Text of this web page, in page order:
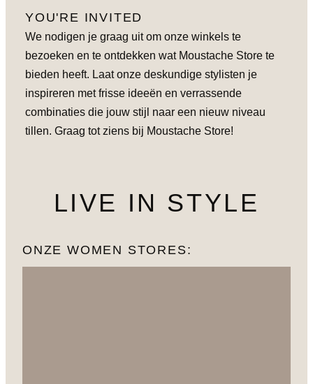
YOU'RE INVITED
We nodigen je graag uit om onze winkels te
bezoeken en te ontdekken wat Moustache Store te
bieden heeft. Laat onze deskundige stylisten je
inspireren met frisse ideeën en verrassende
combinaties die jouw stijl naar een nieuw niveau
tillen. Graag tot ziens bij Moustache Store!
LIVE IN STYLE
ONZE WOMEN STORES: